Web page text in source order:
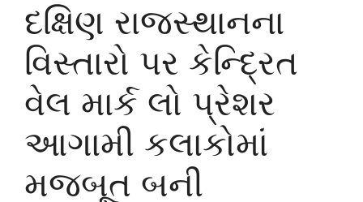
દક્ષિણ રાજસ્થાનના
વિસ્તારો પર કેન્દ્રિત
વેલ માર્ક લો પ્રેશર
આગામી કલાકોમાં
મજબૂત બની